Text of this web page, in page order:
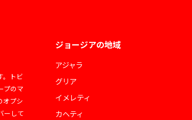
。トビ
プのマ
オプシ
ーして
ジョージアの地域
アジャラ
グリア
イメレティ
カヘティ